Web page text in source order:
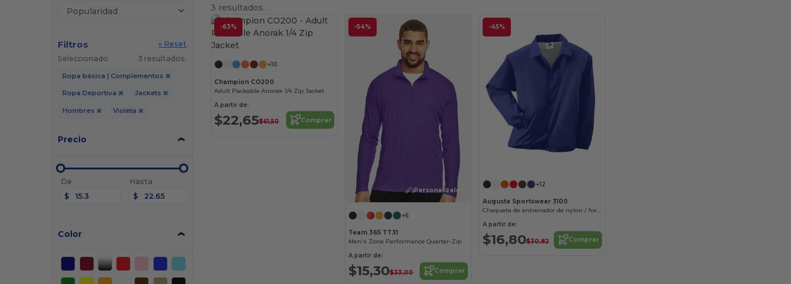
Filtros
« Reset
Seleccionado
3 resultados.
Ropa básica | Complementos
Ropa Deportiva Jackets
Hombres Violeta
Precio
De
$
Hasta
$
Color
3 resultados.
-63%
¡Personalízalo!
+10
Champion CO200
Adult Packable Anorak 1/4 Zip Jacket
A partir de:
$22,65$61,50 Comprar
-54%
¡Personalízalo!
+6
Team 365 TT31
Men's Zone Performance Quarter-Zip
A partir de:
$15,30$33,00 Comprar
-45%
+12
Augusta Sportswear 3100
Chaqueta de entrenador de nylon / forrada
A partir de:
$16,80$30,82 Comprar